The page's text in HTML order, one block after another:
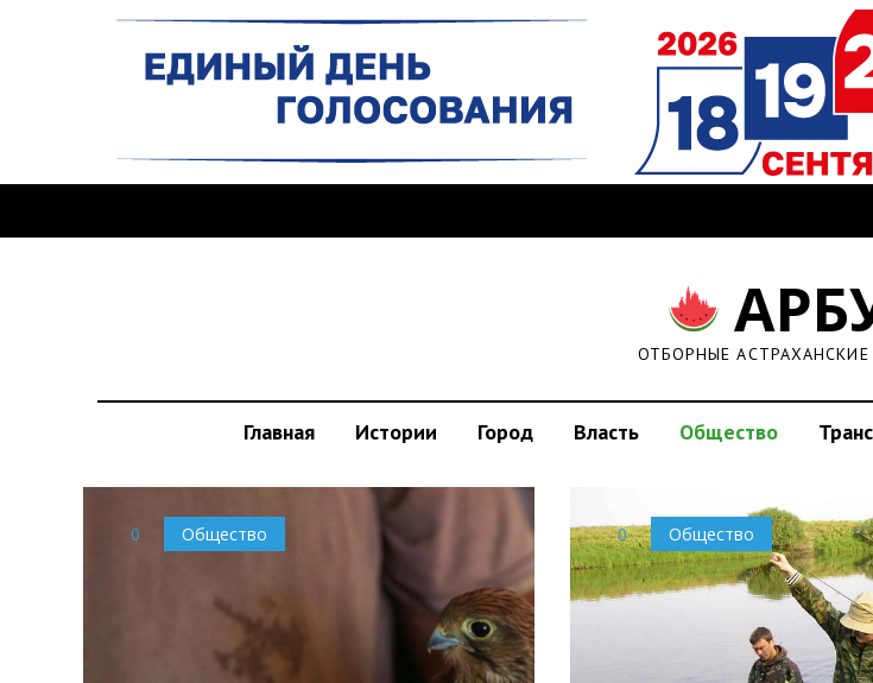
ОТБОРНЫЕ
Главная Истории Город Власть Общество
0 Общество 0 Общество